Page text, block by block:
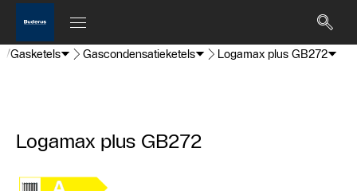
Gasketels Gascondensatieketels Logamax plus GB272
Logamax plus GB272